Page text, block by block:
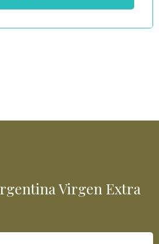
Virgen Extra